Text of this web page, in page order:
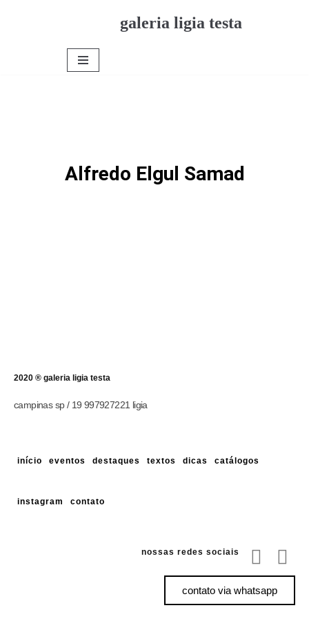
galeria ligia testa
Alfredo Elgul Samad
2020 ® galeria ligia testa
campinas sp / 19 997927221 ligia
início eventos destaques textos dicas catálogos
instagram contato
nossas redes sociais
contato via whatsapp